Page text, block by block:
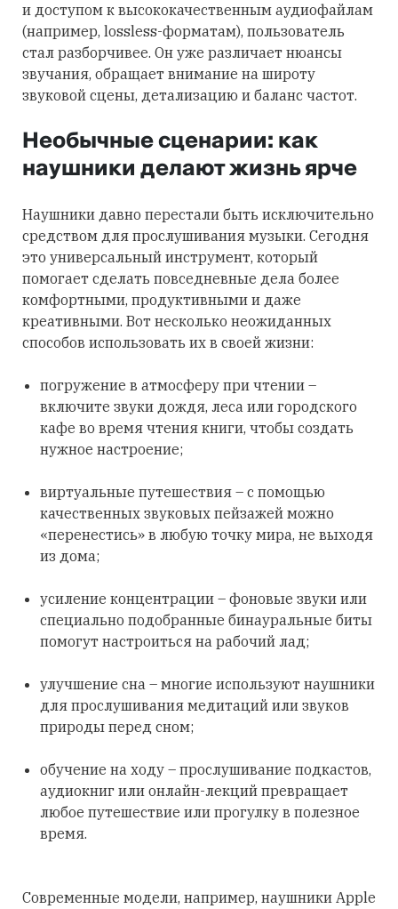
и доступом к высококачественным аудиофайлам
(например, lossless-форматам), пользователь
стал разборчивее. Он уже различает нюансы
звучания, обращает внимание на широту
звуковой сцены, детализацию и баланс частот.
Необычные сценарии: как
наушники делают жизнь ярче
Наушники давно перестали быть исключительно
средством для прослушивания музыки. Сегодня
это универсальный инструмент, который
помогает сделать повседневные дела более
комфортными, продуктивными и даже
креативными. Вот несколько неожиданных
способов использовать их в своей жизни:
погружение в атмосферу при чтении –
включите звуки дождя, леса или городского
кафе во время чтения книги, чтобы создать
нужное настроение;
виртуальные путешествия – с помощью
качественных звуковых пейзажей можно
«перенестись» в любую точку мира, не выходя
из дома;
усиление концентрации – фоновые звуки или
специально подобранные бинауральные биты
помогут настроиться на рабочий лад;
улучшение сна – многие используют наушники
для прослушивания медитаций или звуков
природы перед сном;
обучение на ходу – прослушивание подкастов,
аудиокниг или онлайн-лекций превращает
любое путешествие или прогулку в полезное
время.
Современные модели, например, наушники Apple